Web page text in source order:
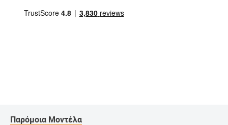
Παρόμοια Μοντέλα